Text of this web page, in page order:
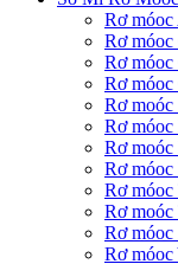
Rơ
Rơ
Rơ
Rơ
Rơ
Rơ
Rơ
Rơ móoc
Rơ
Rơ
Rơ
Rơ